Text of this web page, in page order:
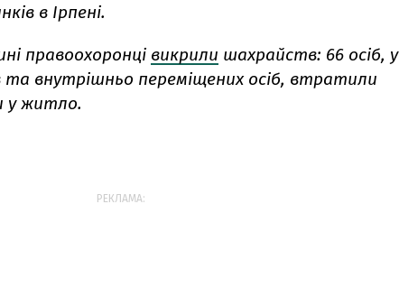
в Ірпені.
правоохоронці викрили шахрайств: 66 осіб, у
та внутрішньо переміщених осіб, втратили
у житло.
РЕКЛАМА: